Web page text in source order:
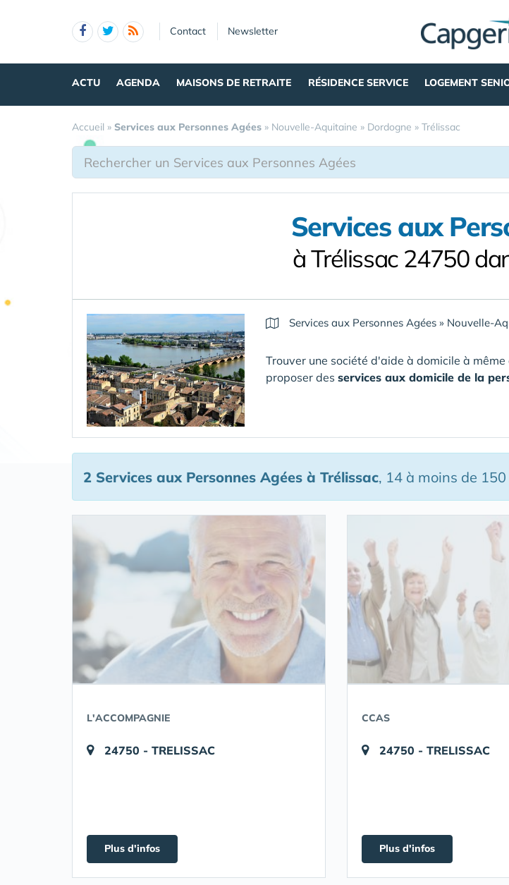
Contact Newsletter
ACTU AGENDA MAISONS DE RETRAITE RÉSIDENCE SERVICE LOGEMENT
Accueil » Services aux Personnes Agées » Nouvelle-Aquitaine » Dordogne » Trélissac
Services aux
à Trélissac 24750
Services aux Personnes Agées » Nouvelle-
Trouver une société d'aide à domicile à
proposer des services aux domicile de la
2 Services aux Personnes Agées à Trélissac, 14 à moins de 150
L'ACCOMPAGNIE
24750 - TRELISSAC
Plus d'infos
CCAS
24750 - TRELISSAC
Plus d'infos